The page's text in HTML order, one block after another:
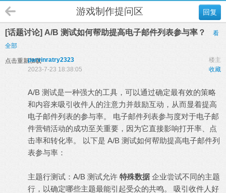
回复
游戏制作提问区
[话题讨论] A/B 测试如何帮助提高电子邮件列表参与率？
看
全部
点击重新加载 楼主
parvinratry2323
收藏
2023-7-23 18:38:05
A/B 测试是一种强大的工具，可以通过确定最有效的策略
和内容来吸引收件人的注意力并鼓励互动，从而显着提高
电子邮件列表的参与率。 电子邮件列表参与度对于电子邮
件营销活动的成功至关重要，因为它直接影响打开率、点
击率和转化率。 以下是 A/B 测试如何帮助提高电子邮件列
表参与率：
主题行测试：A/B 测试允许 特殊数据 企业尝试不同的主题
行，以确定哪些主题最能引起受众的共鸣。 吸引收件人好